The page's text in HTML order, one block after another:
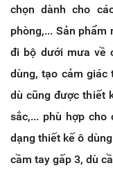
chọn dành cho
phòng,... Sản
đi bộ dưới mưa về
dùng, tạo cảm giác
dù cũng được thiết
sắc,... phù hợp
dạng thiết kế ô
cầm tay gấp 3, dù